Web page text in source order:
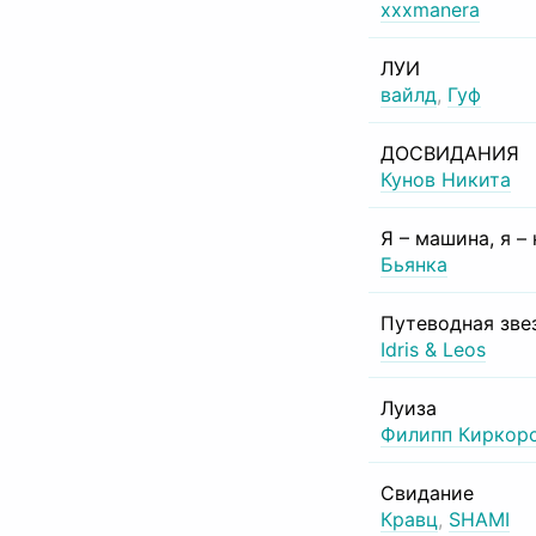
xxxmanera
ЛУИ
вайлд, Гуф
ДОСВИДАНИЯ
Кунов Никита
Я – машина, я –
Бьянка
Путеводная
Idris & Leos
Луиза
Филипп
Свидание
Кравц, SHAMI